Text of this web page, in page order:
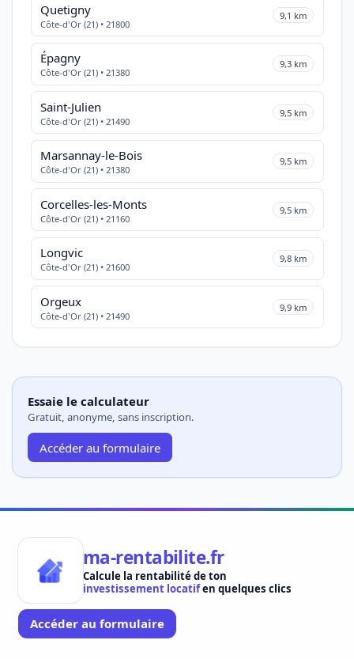
Quetigny
Côte-d'Or (21) • 21800
9,1 km
Épagny
Côte-d'Or (21) • 21380
9,3 km
Saint-Julien
Côte-d'Or (21) • 21490
9,5 km
Marsannay-le-Bois
Côte-d'Or (21) • 21380
9,5 km
Corcelles-les-Monts
Côte-d'Or (21) • 21160
9,5 km
Longvic
Côte-d'Or (21) • 21600
9,8 km
Orgeux
Côte-d'Or (21) • 21490
9,9 km
Essaie le calculateur
Gratuit, anonyme, sans inscription.
Accéder au formulaire
ma-rentabilite.fr
Calcule la rentabilité de ton
investissement locatifen quelques clics
Accéder au formulaire